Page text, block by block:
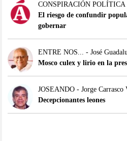
CONSPIRACIÓN POLÍTICA
El riesgo de confundir
gobernar
ENTRE NOS... - José
Mosco culex y lirio en la
JOSEANDO - Jorge Carrasco
Decepcionantes leones